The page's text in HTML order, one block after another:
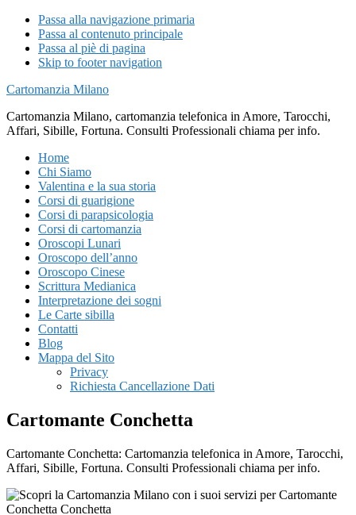
Passa alla navigazione primaria
Passa al contenuto principale
Passa al piè di pagina
Skip to footer navigation
Cartomanzia Milano
Cartomanzia Milano, cartomanzia telefonica in Amore, Tarocchi,
Affari, Sibille, Fortuna. Consulti Professionali chiama per info.
Home
Chi Siamo
Valentina e la sua storia
Corsi di guarigione
Corsi di parapsicologia
Corsi di cartomanzia
Oroscopi Lunari
Oroscopo dell’anno
Oroscopo Cinese
Scrittura Medianica
Interpretazione dei sogni
Le Carte sibilla
Contatti
Blog
Mappa del Sito
Privacy
Richiesta Cancellazione Dati
Cartomante Conchetta
Cartomante Conchetta: Cartomanzia telefonica in Amore, Tarocchi,
Affari, Sibille, Fortuna. Consulti Professionali chiama per info.